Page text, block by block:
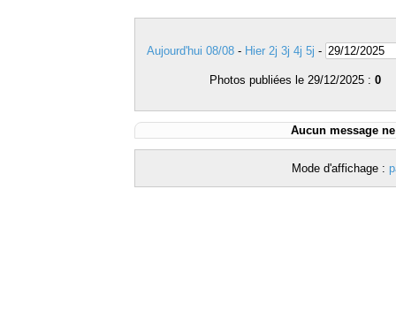
Aujourd'hui 08/08 - Hier 2j 3j 4j 5j -
Photos publiées le 29/12/2025 : 0
Aucun message
Mode d'affichage :